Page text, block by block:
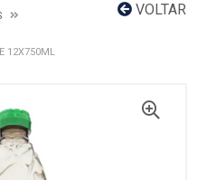
VOLTAR
12X750ML